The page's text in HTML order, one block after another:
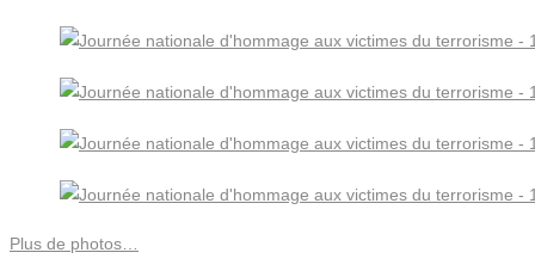
Plus de photos…